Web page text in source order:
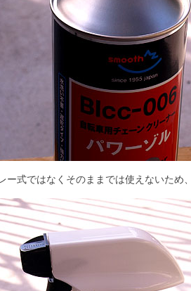
ー式ではなくそのままでは使えないため